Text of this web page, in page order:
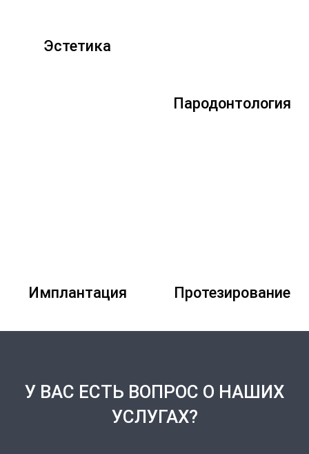
Эстетика
Пародонтология
Имплантация Протезирование
У ВАС ЕСТЬ ВОПРОС О НАШИХ
УСЛУГАХ?